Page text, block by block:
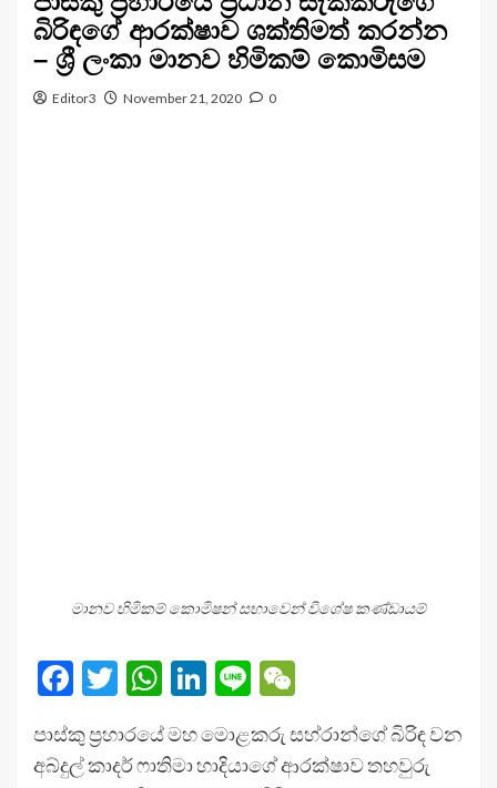
බිරිඳගේ ආරක්ෂාව ශක්තිමත් කරන්න
– ශ්‍රී ලංකා මානව හිමිකම් කොමිසම
Editor3 November 21, 2020 0
මානව හිමිකම් කොමිෂන් සභාවෙන් විශේෂ කණ්ඩායම්
Facebook
Twitter
WhatsApp
LinkedIn
Line
පාස්කු ප්‍රහාරයේ මහ මොළකරු සහ්රාන්ගේ බිරිඳ වන
අබ්දුල් කාදර් ෆාතිමා හාදියාගේ ආරක්ෂාව තහවුරු